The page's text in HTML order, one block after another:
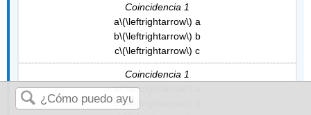
Coincidencia 1
a\(\leftrightarrow\) a
b\(\leftrightarrow\) b
c\(\leftrightarrow\) c
Coincidencia 1
a\(\leftrightarrow\)
b\(\leftrightarrow\)